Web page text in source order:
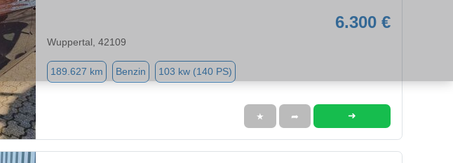
6.300 €
Wuppertal, 42109
189.627 km Benzin 103 kw (140 PS)
★ ➦ ➜